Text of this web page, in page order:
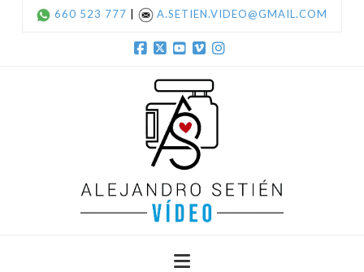
660 523 777 | A.SETIEN.VIDEO@GMAIL.COM
Navigation